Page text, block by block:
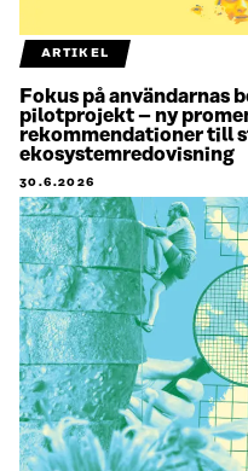
ARTIKEL
Fokus på användarnas
pilotprojekt – ny
rekommendationer till
ekosystemredovisning
30.6.2026